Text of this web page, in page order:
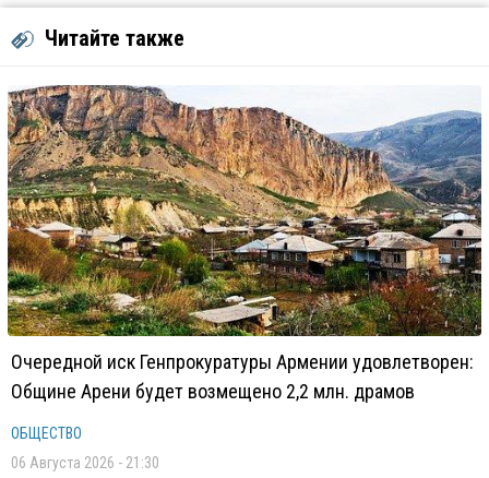
Читайте также
Очередной иск Генпрокуратуры Армении удовлетворен:
Общине Арени будет возмещено 2,2 млн. драмов
ОБЩЕСТВО
06 Августа 2026 - 21:30